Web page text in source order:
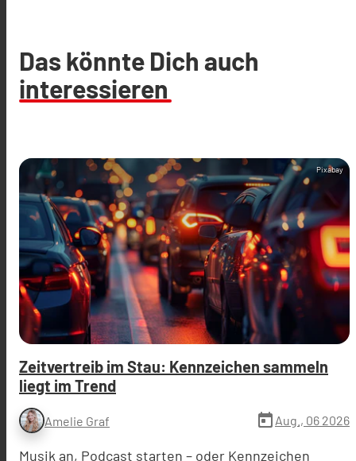
Das könnte Dich auch
interessieren
Pixabay
Zeitvertreib im Stau: Kennzeichen sammeln
liegt im Trend
Amelie Graf today Aug., 06 2026
Musik an, Podcast starten – oder Kennzeichen